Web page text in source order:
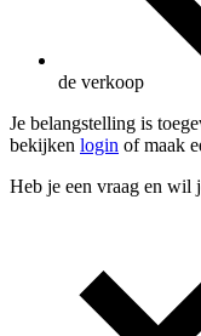
de verkoop
Je belangstelling is
bekijken login of maak
Heb je een vraag en wil